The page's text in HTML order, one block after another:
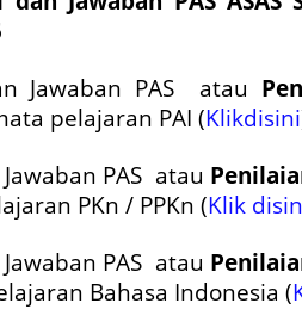
Jawaban PAS atau
pelajaran PAI (Klikdisini
PAS atau
PKn / PPKn (Klik
PAS atau
Bahasa Indonesia (